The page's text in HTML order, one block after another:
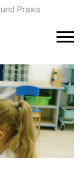
Praxis
M
u